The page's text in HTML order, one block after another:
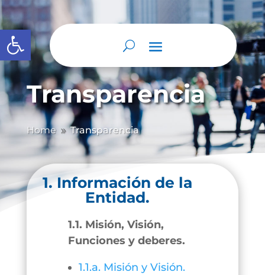
Abrir barra de herramientas
Transparencia
Home 9 Transparencia
1. Información de la
Entidad.
1.1. Misión, Visión,
Funciones y deberes.
1.1.a. Misión y Visión.